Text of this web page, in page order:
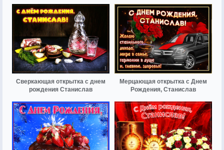
Сверкающая открытка с днем
рождения Станислав
Мерцающая открытка с Днем
Рождения, Станислав